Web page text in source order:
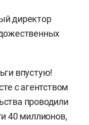
директор
впустую!
с агентством
проводили
40 миллионов,